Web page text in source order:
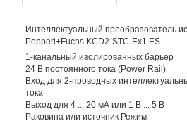
Интеллектуальный преобразователь
Pepperl+Fuchs KCD2-STC-Ex1.ES
1-канальный изолированных барьер
24 В постоянного тока (Power Rail)
Вход для 2-проводных
тока
Выход для 4 ... 20 мА или 1 В ... 5 В
Раковина или источник Режим